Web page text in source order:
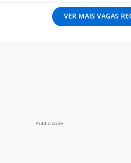
VER MAIS VAGAS